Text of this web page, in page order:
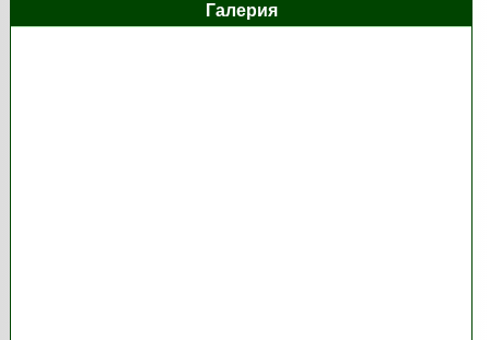
Галерия